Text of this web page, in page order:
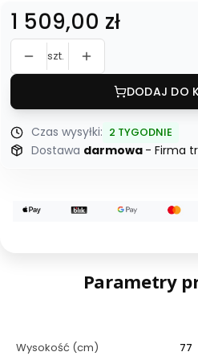
Cena
1 509,00 zł
szt.
DODAJ DO
Czas wysyłki: 2 TYGODNIE
Dostawa darmowa - Firma
Parametry
Wysokość (cm)
77